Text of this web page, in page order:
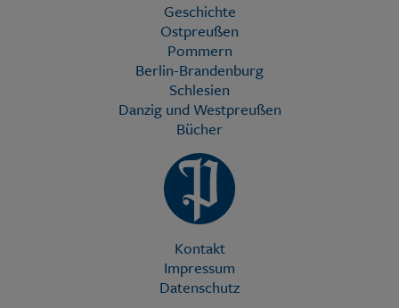
Geschichte
Ostpreußen
Pommern
Berlin-Brandenburg
Schlesien
Danzig und Westpreußen
Bücher
Kontakt
Impressum
Datenschutz